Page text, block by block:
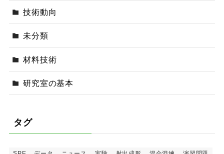
技術動向
未分類
材料技術
研究室の基本
タグ